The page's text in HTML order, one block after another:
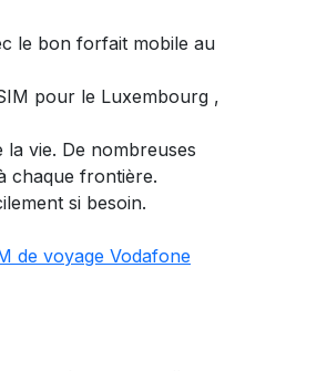
le bon forfait mobile au
pour le Luxembourg ,
la vie. De nombreuses
chaque frontière.
si besoin.
de voyage Vodafone